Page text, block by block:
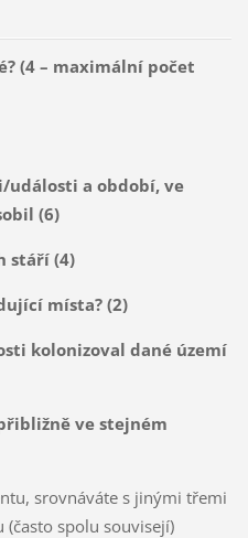
(4 – maximální počet
a období, ve
(6)
stáří (4)
místa? (2)
kolonizoval dané území
ve stejném
srovnáváte s jinými třemi
spolu souvisejí)